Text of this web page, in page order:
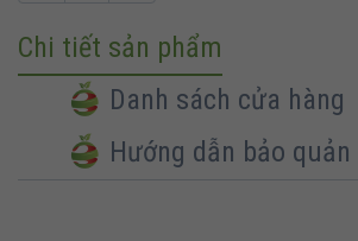
Chi tiết sản phẩm
Danh sách cửa hàng
Hướng dẫn bảo quản